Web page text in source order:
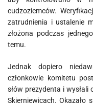
cudzoziemców.
zatrudnienia i ustalenie
złożona podczas
temu.
Jednak dopiero
członkowie komitetu
słów prezydenta i
Skierniewicach. Okazało